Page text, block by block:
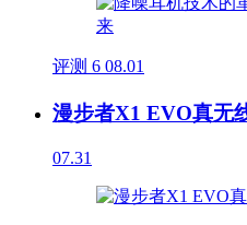
评测 6 08.01
漫步者X1 EVO真无
07.31